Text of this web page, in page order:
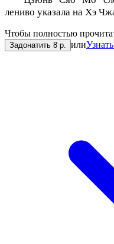
лениво указала на Хэ
Чтобы полностью
Задонатить 8 р. или